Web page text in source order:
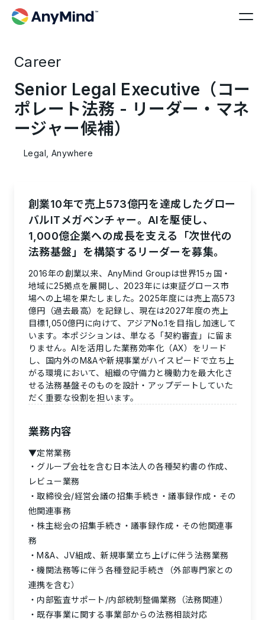
Career
Senior Legal Executive（コー
ポレート法務 - リーダー・マネ
ージャー候補）
Legal, Anywhere
創業10年で売上573億円を達成したグロー
バルITメガベンチャー。AIを駆使し、
1,000億企業への成長を支える「次世代の
法務基盤」を構築するリーダーを募集。
2016年の創業以来、AnyMind Groupは世界15ヵ国・
地域に25拠点を展開し、2023年には東証グロース市
場への上場を果たしました。2025年度には売上高573
億円（過去最高）を記録し、現在は2027年度の売上
目標1,050億円に向けて、アジアNo.1を目指し加速して
います。本ポジションは、単なる「契約審査」に留ま
りません。AIを活用した業務効率化（AX）をリード
し、国内外のM&Aや新規事業がハイスピードで立ち上
がる環境において、組織の守備力と機動力を最大化さ
せる法務基盤そのものを設計・アップデートしていた
だく重要な役割を担います。
業務内容
▼定常業務
グループ会社を含む日本法人の各種契約書の作成、
レビュー業務
取締役会/経営会議の招集手続き・議事録作成・その
他関連事務
株主総会の招集手続き・議事録作成・その他関連事
務
M&A、JV組成、新規事業立ち上げに伴う法務業務
機関法務等に伴う各種登記手続き（外部専門家との
連携を含む）
内部監査サポート/内部統制整備業務（法務関連）
既存事業に関する事業部からの法務相談対応